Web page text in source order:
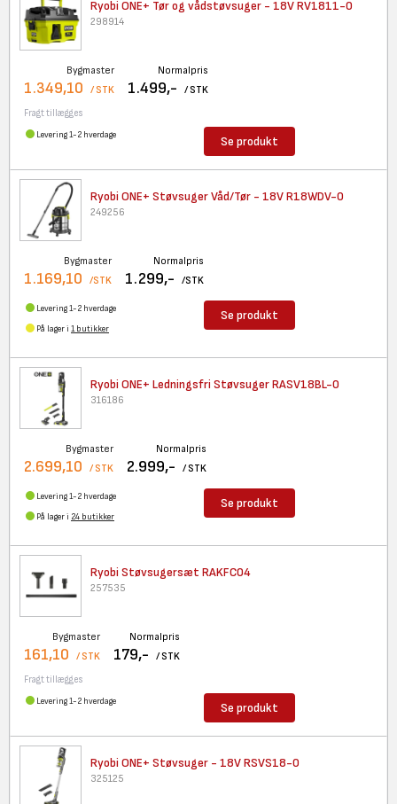
Ryobi ONE+ Tør og vådstøvsuger - 18V RV1811-0
298914
Bygmaster
1.349,10 / STK
Normalpris
1.499,- / STK
Fragt tillægges
Levering 1-2 hverdage Se produkt
Ryobi ONE+ Støvsuger Våd/Tør - 18V R18WDV-0
249256
Bygmaster
1.169,10 /STK
Normalpris
1.299,- /STK
Levering 1-2 hverdage
På lager i 1 butikker
Se produkt
Ryobi ONE+ Ledningsfri Støvsuger RASV18BL-0
316186
Bygmaster
2.699,10 / STK
Normalpris
2.999,- / STK
Levering 1-2 hverdage
På lager i 24 butikker
Se produkt
Ryobi Støvsugersæt RAKFC04
257535
Bygmaster
161,10 / STK
Normalpris
179,- / STK
Fragt tillægges
Levering 1-2 hverdage Se produkt
Ryobi ONE+ Støvsuger - 18VRSVS18-0
325125